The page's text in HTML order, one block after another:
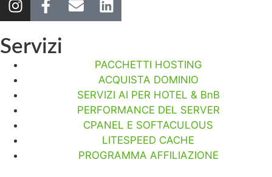
Servizi
PACCHETTI HOSTING
ACQUISTA DOMINIO
SERVIZI AI PER HOTEL & BnB
PERFORMANCE DEL SERVER
CPANEL E SOFTACULOUS
LITESPEED CACHE
PROGRAMMA AFFILIAZIONE